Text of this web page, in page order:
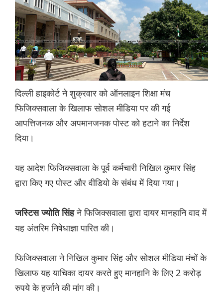
दिल्ली हाइकोर्ट ने शुक्रवार को ऑनलाइन शिक्षा मंच
फिजिक्सवाला के खिलाफ सोशल मीडिया पर की गई
आपत्तिजनक और अपमानजनक पोस्ट को हटाने का निर्देश
दिया।
यह आदेश फिजिक्सवाला के पूर्व कर्मचारी निखिल कुमार सिंह
द्वारा किए गए पोस्ट और वीडियो के संबंध में दिया गया।
जस्टिस ज्योति सिंहने फिजिक्सवाला द्वारा दायर मानहानि वाद में
यह अंतरिम निषेधाज्ञा पारित की।
फिजिक्सवाला ने निखिल कुमार सिंह और सोशल मीडिया मंचों के
खिलाफ यह याचिका दायर करते हुए मानहानि के लिए 2 करोड़
रुपये के हर्जाने की मांग की।